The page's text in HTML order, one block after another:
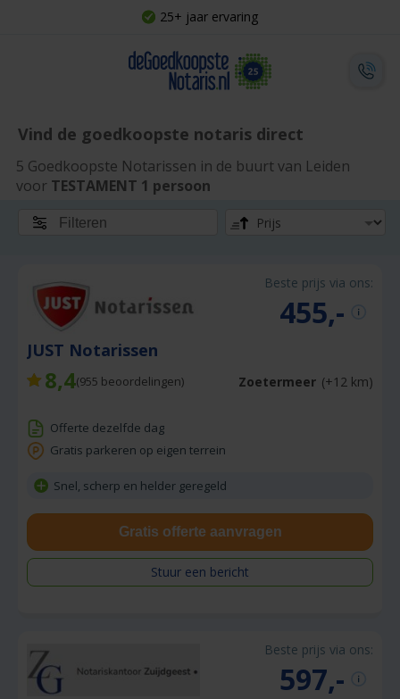
25+ jaar ervaring
Vind de goedkoopste notaris direct
5 Goedkoopste Notarissen in de buurt van Leiden
voor TESTAMENT 1 persoon
Filteren
Beste prijs via ons:
455,-
JUST Notarissen
8,4(955 beoordelingen) Zoetermeer (+12 km)
Offerte dezelfde dag
Gratis parkeren op eigen terrein
Snel, scherp en helder geregeld
Gratis offerte aanvragen
Stuur een bericht
Beste prijs via ons:
597,-